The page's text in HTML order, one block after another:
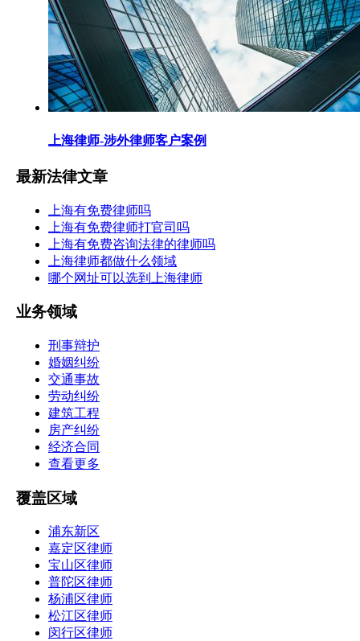
上海律师-涉外律师客户案例
最新法律文章
上海有免费律师吗
上海有免费律师打官司吗
上海有免费咨询法律的律师吗
上海律师都做什么领域
哪个网址可以选到上海律师
业务领域
刑事辩护
婚姻纠纷
交通事故
劳动纠纷
建筑工程
房产纠纷
经济合同
查看更多
覆盖区域
浦东新区
嘉定区律师
宝山区律师
普陀区律师
杨浦区律师
松江区律师
闵行区律师